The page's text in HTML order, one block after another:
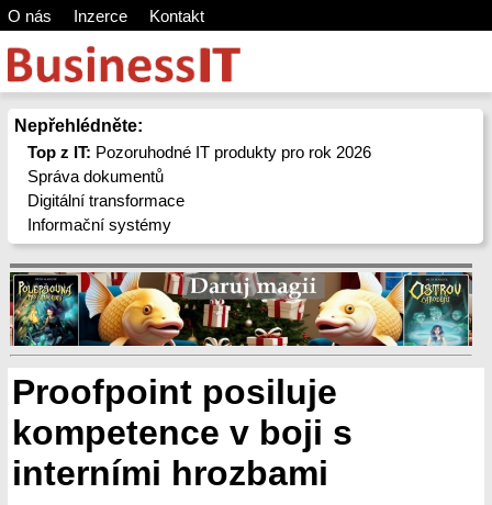
O nás Inzerce Kontakt
Nepřehlédněte:
Top z IT: Pozoruhodné IT produkty pro rok 2026
Správa dokumentů
Digitální transformace
Informační systémy
Proofpoint posiluje
kompetence v boji s
interními hrozbami